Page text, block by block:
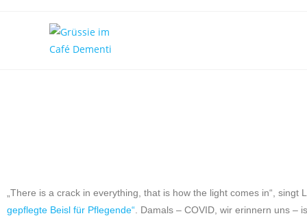
„There is a crack in everything, that is how the light comes in“,
gepflegte Beisl für Pflegende“ . Damals – COVID, wir erinnern uns